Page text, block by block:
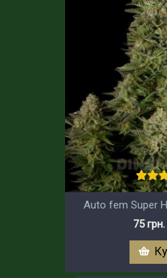
Auto fem Super
75 грн.